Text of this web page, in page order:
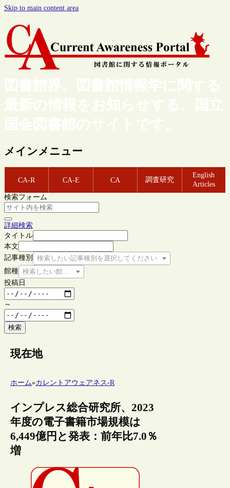
Skip to main content area
図書館界、図書館情報学に関する
最新の情報をお知らせする、国立
国会図書館のサイトです。
メインメニュー
CA-R CA-E CA 調査研究
English
Articles
検索フォーム
詳細検索
タイトル
本文
記事種別
検索したい記事種別を選択してください
館種 検索したい館種を選択してください
投稿日
～
検索
現在地
ホーム»カレントアウェアネス-R
インプレス総合研究所、2023
年度の電子書籍市場規模は
6,449億円と発表：前年比7.0％
増